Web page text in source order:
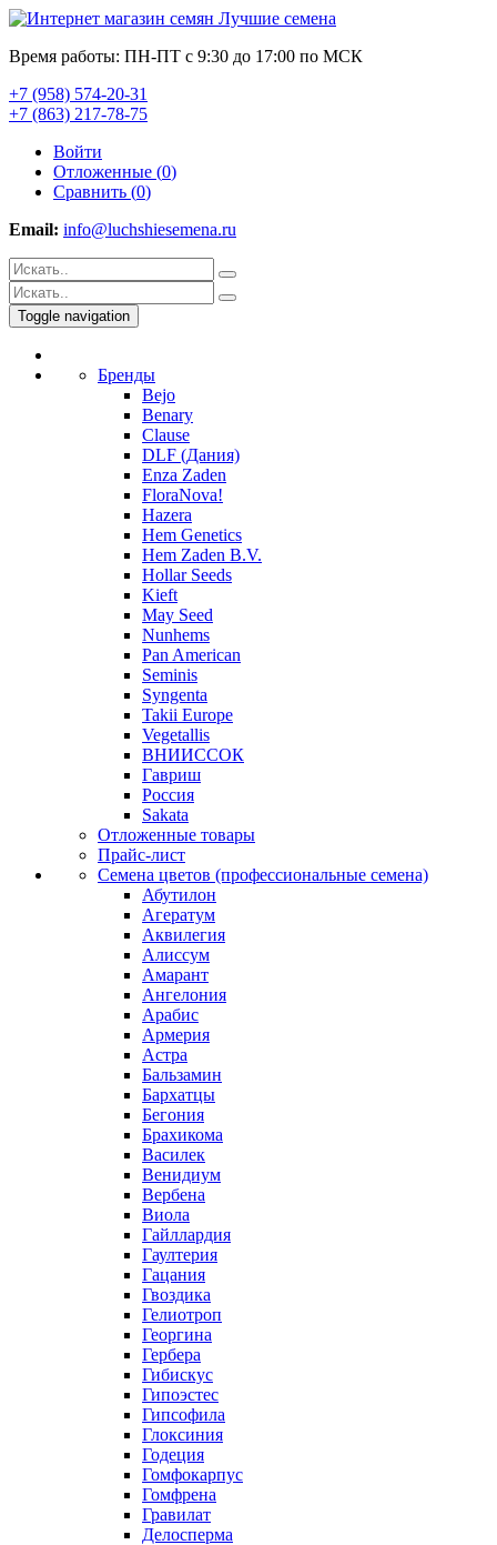
Время работы: ПН-ПТ с 9:30 до 17:00 по МСК
+7 (958) 574-20-31
+7 (863) 217-78-75
Войти
Отложенные (0)
Сравнить (0)
Email: info@luchshiesemena.ru
Toggle navigation
Бренды
Bejo
Benary
Clause
DLF (Дания)
Enza Zaden
FloraNova!
Hazera
Hem Genetics
Hem Zaden B.V.
Hollar Seeds
Kieft
May Seed
Nunhems
Pan American
Seminis
Syngenta
Takii Europe
Vegetallis
ВНИИССОК
Гавриш
Россия
Sakata
Отложенные товары
Прайс-лист
Семена цветов (профессиональные семена)
Абутилон
Агератум
Аквилегия
Алиссум
Амарант
Ангелония
Арабис
Армерия
Астра
Бальзамин
Бархатцы
Бегония
Брахикома
Василек
Венидиум
Вербена
Виола
Гайллардия
Гаултерия
Гацания
Гвоздика
Гелиотроп
Георгина
Гербера
Гибискус
Гипоэстес
Гипсофила
Глоксиния
Годеция
Гомфокарпус
Гомфрена
Гравилат
Делосперма